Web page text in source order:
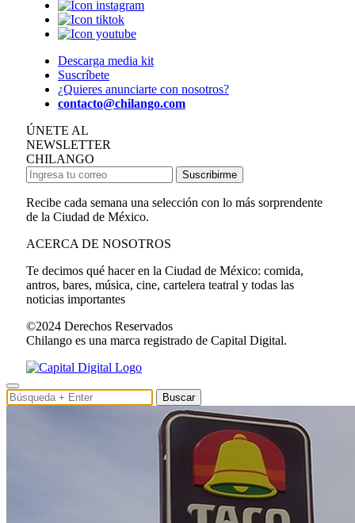
Descarga media kit
Suscríbete
¿Quieres anunciarte con nosotros?
contacto@chilango.com
ÚNETE AL
NEWSLETTER
CHILANGO
Suscribirme
Recibe cada semana una selección con lo más sorprendente
de la Ciudad de México.
ACERCA DE NOSOTROS
Te decimos qué hacer en la Ciudad de México: comida,
antros, bares, música, cine, cartelera teatral y todas las
noticias importantes
©2024 Derechos Reservados
Chilango es una marca registrado de Capital Digital.
Buscar